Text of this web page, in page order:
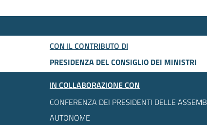
CON IL CONTRIBUTO DI
PRESIDENZA DEL CONSIGLIO DEI MINISTRI
IN COLLABORAZIONE CON
CONFERENZA DEI PRESIDENTI DELLE
AUTONOME